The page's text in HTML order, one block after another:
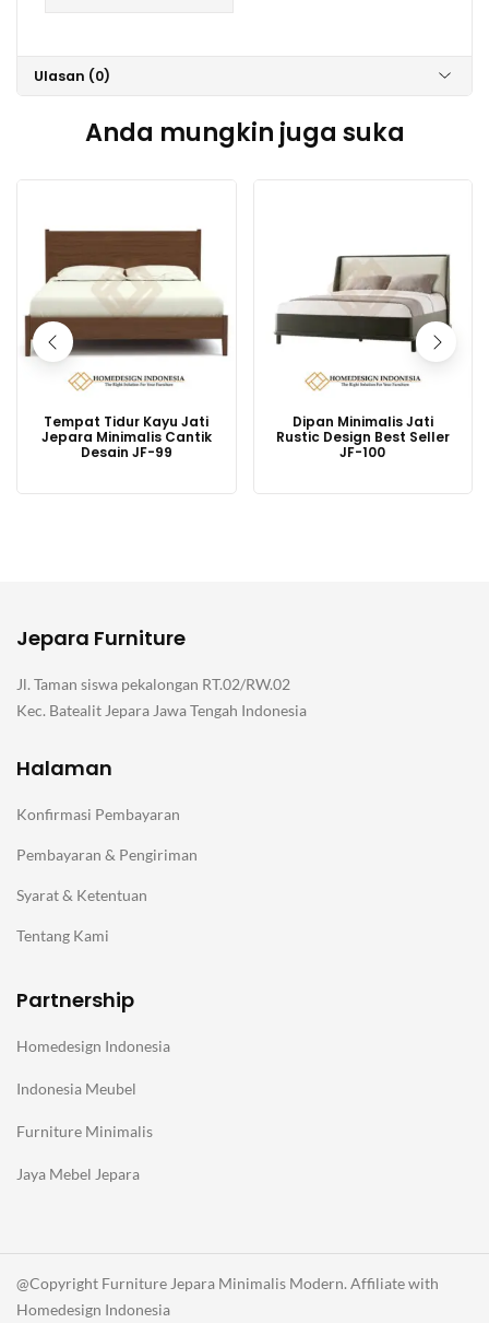
Ulasan (0)
Anda mungkin juga suka
Tempat Tidur Kayu Jati
Jepara Minimalis Cantik
Desain JF-99
Dipan Minimalis Jati
Rustic Design Best Seller
JF-100
Jepara Furniture
Jl. Taman siswa pekalongan RT.02/RW.02
Kec. Batealit Jepara Jawa Tengah Indonesia
Halaman
Konfirmasi Pembayaran
Pembayaran & Pengiriman
Syarat & Ketentuan
Tentang Kami
Partnership
Homedesign Indonesia
Indonesia Meubel
Furniture Minimalis
Jaya Mebel Jepara
@Copyright Furniture Jepara Minimalis Modern. Affiliate with
Homedesign Indonesia